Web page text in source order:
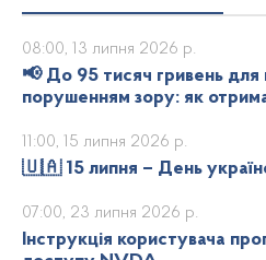
📢 До 95 тисяч гривень для
порушенням зору: як
08:00, 13 липня 2026 р.
🇺🇦 15 липня – День
11:00, 15 липня 2026 р.
Інструкція користувача
07:00, 23 липня 2026 р.